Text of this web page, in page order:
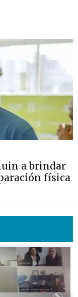
a brindar
física